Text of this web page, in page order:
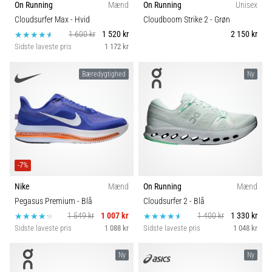
hyppigste
årsager
er
plantar
Hvad
skyldes…
5. 8. 2026
•
Kulhydrat-
superkompensation:
Hvordan
påvirker
det
løbspræstation?
Komfort og dæmpning
Skobredde
On Running
Mænd
Cloudsurfer Max- Hvid
1 600 kr
1 520 kr
Sidste laveste pris 1 172 kr
On Running
Unisex
Cloudboom Strike 2- Grøn
2 150 kr
Bæredygtighed
-7%
Nike
Mænd
Pegasus Premium - Blå
1 549 kr
1 007 kr
Sidste laveste pris 1 088 kr
Ny
On Running
Mænd
Cloudsurfer 2- Blå
1 400 kr
1 330 kr
Sidste laveste pris 1 048 kr
Ny Ny